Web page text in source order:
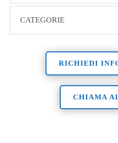
CATEGORIE
RICHIEDI
CHIAMA